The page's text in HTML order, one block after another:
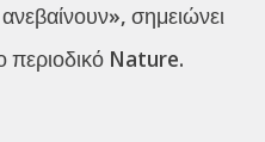
ανεβαίνουν», σημειώνει
περιοδικό Nature.